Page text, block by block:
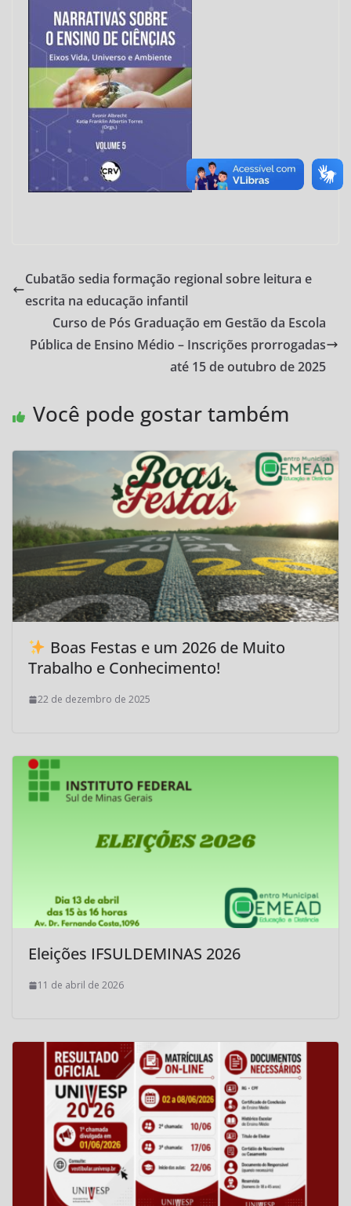
Cubatão sedia formação regional sobre leitura e
escrita na educação infantil
Curso de Pós Graduação em Gestão da Escola
Pública de Ensino Médio – Inscrições prorrogadas
até 15 de outubro de 2025
Você pode gostar também
Boas Festas e um 2026 de Muito
Trabalho e Conhecimento!
22 de dezembro de 2025
Eleições IFSULDEMINAS 2026
11 de abril de 2026